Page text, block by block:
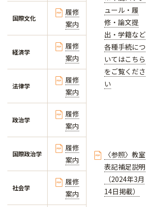
ュール・履
修・論文提
出・学籍など
各種手続につ
いてはこちら
をご覧くださ
い
〈参照〉教室
表記補足説明
（2024年3月
14日掲載）
国際文化
履修
案内
経済学
履修
案内
法律学
履修
案内
政治学
履修
案内
国際政治学
履修
案内
社会学
履修
案内